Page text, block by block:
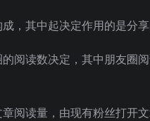
，其中起决定作用的是分享
阅读数决定，其中朋友圈
阅读量，由现有粉丝打开